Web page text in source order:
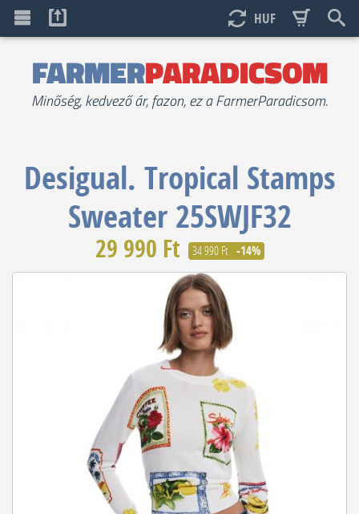
HUF
FARMERPARADICSOM
Minőség, kedvező ár, fazon, ez a FarmerParadicsom.
Desigual. Tropical Stamps
Sweater 25SWJF32
29 990 Ft 34 990 Ft -14%